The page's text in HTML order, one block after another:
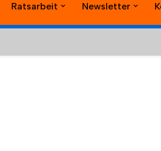
Ratsarbeit Newsletter